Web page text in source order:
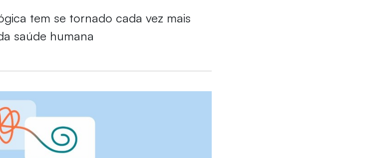
tem se tornado cada vez mais
saúde humana